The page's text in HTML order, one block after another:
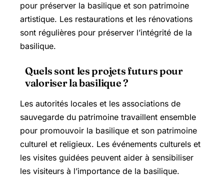
pour préserver la basilique et son patrimoine
artistique. Les restaurations et les rénovations
sont régulières pour préserver l’intégrité de la
basilique.
Quels sont les projets futurs pour
valoriser la basilique ?
Les autorités locales et les associations de
sauvegarde du patrimoine travaillent ensemble
pour promouvoir la basilique et son patrimoine
culturel et religieux. Les événements culturels et
les visites guidées peuvent aider à sensibiliser
les visiteurs à l’importance de la basilique.